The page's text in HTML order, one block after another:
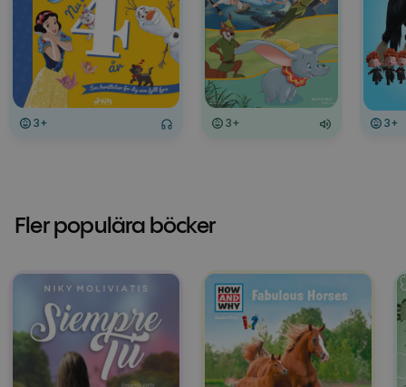
3+ 3+ 3+
Fler populära böcker